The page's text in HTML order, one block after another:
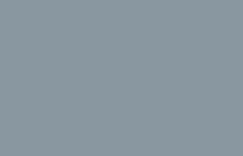
als aktualisierte